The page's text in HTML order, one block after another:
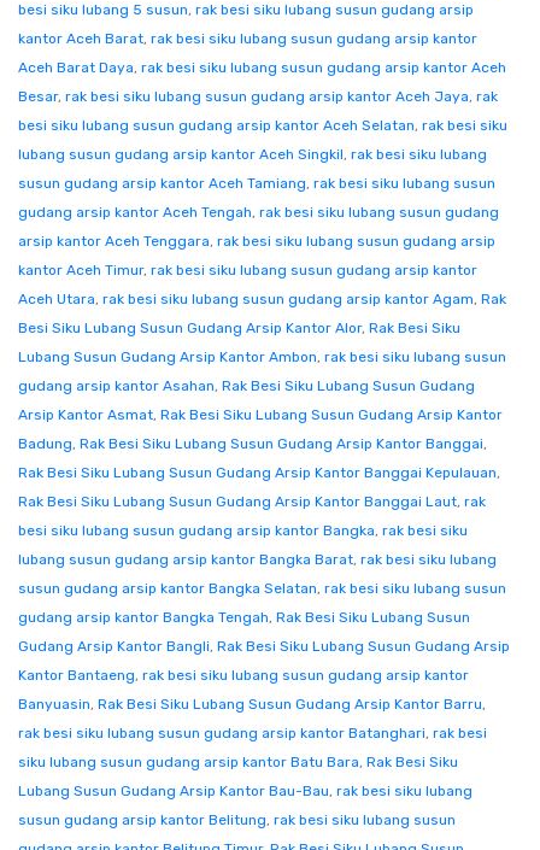
besi siku lubang 5 susun, rak besi siku lubang susun gudang arsip
kantor Aceh Barat, rak besi siku lubang susun gudang arsip kantor
Aceh Barat Daya, rak besi siku lubang susun gudang arsip kantor Aceh
Besar, rak besi siku lubang susun gudang arsip kantor Aceh Jaya, rak
besi siku lubang susun gudang arsip kantor Aceh Selatan, rak besi siku
lubang susun gudang arsip kantor Aceh Singkil, rak besi siku lubang
susun gudang arsip kantor Aceh Tamiang, rak besi siku lubang susun
gudang arsip kantor Aceh Tengah, rak besi siku lubang susun gudang
arsip kantor Aceh Tenggara, rak besi siku lubang susun gudang arsip
kantor Aceh Timur, rak besi siku lubang susun gudang arsip kantor
Aceh Utara, rak besi siku lubang susun gudang arsip kantor Agam, Rak
Besi Siku Lubang Susun Gudang Arsip Kantor Alor, Rak Besi Siku
Lubang Susun Gudang Arsip Kantor Ambon, rak besi siku lubang susun
gudang arsip kantor Asahan, Rak Besi Siku Lubang Susun Gudang
Arsip Kantor Asmat, Rak Besi Siku Lubang Susun Gudang Arsip Kantor
Badung, Rak Besi Siku Lubang Susun Gudang Arsip Kantor Banggai,
Rak Besi Siku Lubang Susun Gudang Arsip Kantor Banggai Kepulauan,
Rak Besi Siku Lubang Susun Gudang Arsip Kantor Banggai Laut, rak
besi siku lubang susun gudang arsip kantor Bangka, rak besi siku
lubang susun gudang arsip kantor Bangka Barat, rak besi siku lubang
susun gudang arsip kantor Bangka Selatan, rak besi siku lubang susun
gudang arsip kantor Bangka Tengah, Rak Besi Siku Lubang Susun
Gudang Arsip Kantor Bangli, Rak Besi Siku Lubang Susun Gudang Arsip
Kantor Bantaeng, rak besi siku lubang susun gudang arsip kantor
Banyuasin, Rak Besi Siku Lubang Susun Gudang Arsip Kantor Barru,
rak besi siku lubang susun gudang arsip kantor Batanghari, rak besi
siku lubang susun gudang arsip kantor Batu Bara, Rak Besi Siku
Lubang Susun Gudang Arsip Kantor Bau-Bau, rak besi siku lubang
susun gudang arsip kantor Belitung, rak besi siku lubang susun